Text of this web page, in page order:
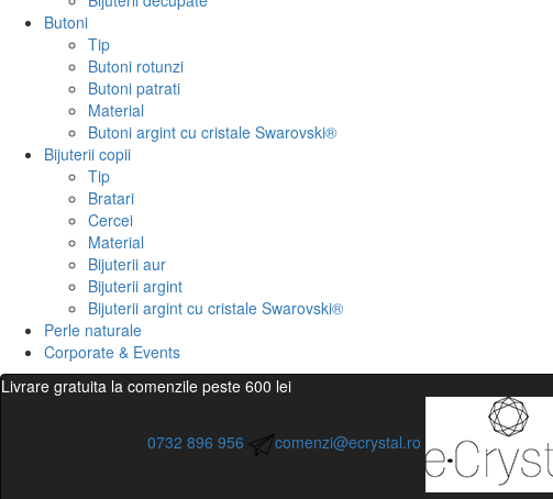
Butoni
Tip
Butoni rotunzi
Butoni patrati
Material
Butoni argint cu cristale Swarovski®
Bijuterii copii
Tip
Bratari
Cercei
Material
Bijuterii aur
Bijuterii argint
Bijuterii argint cu cristale Swarovski®
Perle naturale
Corporate & Events
Livrare gratuita la comenzile peste 600 lei
0732 896 956 comenzi@ecrystal.ro